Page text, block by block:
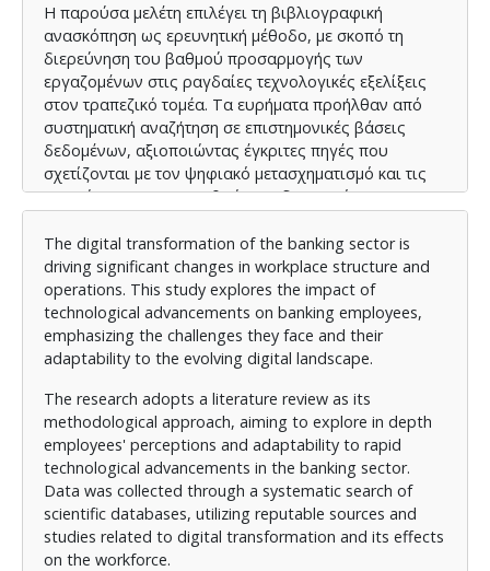
Η παρούσα μελέτη επιλέγει τη βιβλιογραφική
ανασκόπηση ως ερευνητική μέθοδο, με σκοπό τη
διερεύνηση του βαθμού προσαρμογής των
εργαζομένων στις ραγδαίες τεχνολογικές εξελίξεις
στον τραπεζικό τομέα. Τα ευρήματα προήλθαν από
συστηματική αναζήτηση σε επιστημονικές βάσεις
δεδομένων, αξιοποιώντας έγκριτες πηγές που
σχετίζονται με τον ψηφιακό μετασχηματισμό και τις
επιπτώσεις του στο ανθρώπινο δυναμικό.
Η ανάλυση των εν λόγω πηγών αποκαλύπτει τη διττή
δυναμική της τεχνολογικής αναβάθμισης στον
τραπεζικό τομέα, υπογραμμίζοντας τόσο τις
ευκαιρίες όσο και τις προκλήσεις που
δημιουργούνται. Από τη μία πλευρά, παρατηρούνται
σημαντικά οφέλη, όπως η αύξηση της
αποδοτικότητας, η εξατομίκευση των υπηρεσιών και
η αυτοματοποίηση των διαδικασιών. Από την άλλη,
εντείνεται η αίσθηση αβεβαιότητας σχετικά με το
μέλλον της απασχόλησης, ιδίως σε ένα περιβάλλον
που μεταβάλλεται ραγδαία.
Σε ένα σύνθετο και απρόβλεπτο περιβάλλον, η
επαγγελματική κατάρτιση των τραπεζικών υπαλλήλων
και η αναδιοργάνωση των τραπεζικών τμημάτων είναι
The digital transformation of the banking sector is
driving significant changes in workplace structure and
operations. This study explores the impact of
technological advancements on banking employees,
emphasizing the challenges they face and their
adaptability to the evolving digital landscape.
The research adopts a literature review as its
methodological approach, aiming to explore in depth
employees' perceptions and adaptability to rapid
technological advancements in the banking sector.
Data was collected through a systematic search of
scientific databases, utilizing reputable sources and
studies related to digital transformation and its effects
on the workforce.